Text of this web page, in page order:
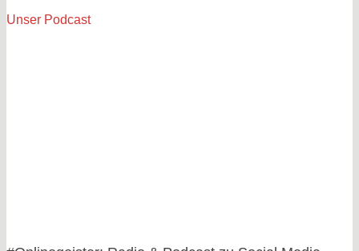
Unser Podcast